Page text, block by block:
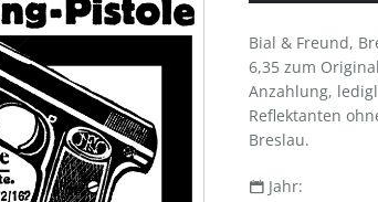
Bial & Freund,
6,35 zum
Anzahlung,
Reflektanten
Breslau.
Jahr: